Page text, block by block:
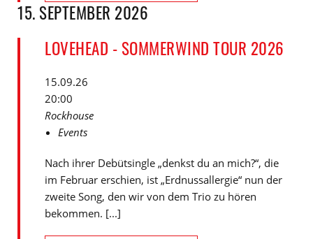
15. SEPTEMBER 2026
LOVEHEAD - SOMMERWIND TOUR 2026
15.09.26
20:00
Rockhouse
Events
Nach ihrer Debütsingle „denkst du an mich?“, die
im Februar erschien, ist „Erdnussallergie“ nun der
zweite Song, den wir von dem Trio zu hören
bekommen. [...]